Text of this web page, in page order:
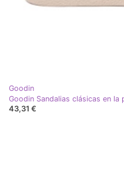
Goodin
Goodin Sandalias clásicas en la
43,31 €